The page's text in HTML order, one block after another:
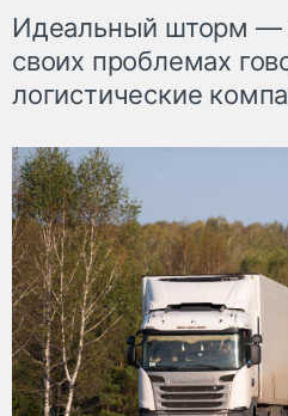
Идеальный шторм —
своих проблемах
логистические